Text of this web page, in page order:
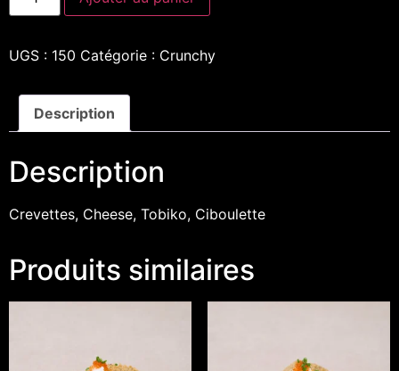
UGS : 150 Catégorie : Crunchy
Description
Description
Crevettes, Cheese, Tobiko, Ciboulette
Produits similaires